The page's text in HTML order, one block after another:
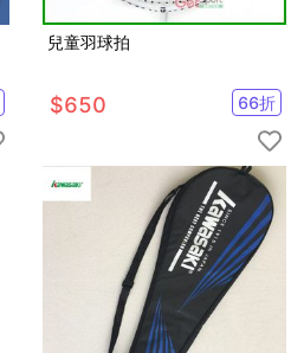
兒童羽球拍
$650 66折